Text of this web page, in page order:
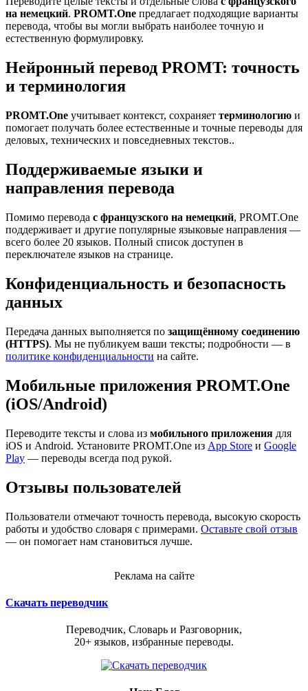
на немецкий. PROMT.One предлагает подходящие варианты
перевода, чтобы вы могли выбрать наиболее точную и
естественную формулировку.
Нейронный перевод PROMT: точность
и терминология
PROMT.One учитывает контекст, сохраняет терминологию и
помогает получать более естественные и точные переводы для
деловых, технических и повседневных текстов..
Поддерживаемые языки и
направления перевода
Помимо перевода с французского на немецкий, PROMT.One
поддерживает и другие популярные языковые направления —
всего более 20 языков. Полный список доступен в
переключателе языков на странице.
Конфиденциальность и безопасность
данных
Передача данных выполняется по защищённому соединению
(HTTPS). Мы не публикуем ваши тексты; подробности — в
политике конфиденциальности на сайте.
Мобильные приложения PROMT.One
(iOS/Android)
Переводите тексты и слова из мобильного приложения для
iOS и Android. Установите PROMT.One из App Store и Google
Play — переводы всегда под рукой.
Отзывы пользователей
Пользователи отмечают точность перевода, высокую скорость
работы и удобство словаря с примерами. Оставьте свой отзыв
— он помогает нам становиться лучше.
Реклама на сайте
Скачать переводчик
Переводчик, Словарь и Разговорник,
20+ языков, избранные переводы.